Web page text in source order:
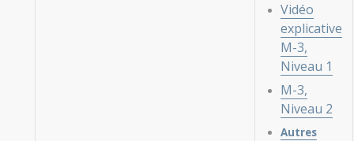
Vidéo
explicative
M-3,
Niveau 1
M-3,
Niveau 2
Autres